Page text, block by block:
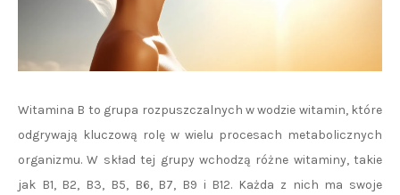
Witamina B to grupa rozpuszczalnych w wodzie witamin, które
odgrywają kluczową rolę w wielu procesach metabolicznych
organizmu. W skład tej grupy wchodzą różne witaminy, takie
jak B1, B2, B3, B5, B6, B7, B9 i B12. Każda z nich ma swoje